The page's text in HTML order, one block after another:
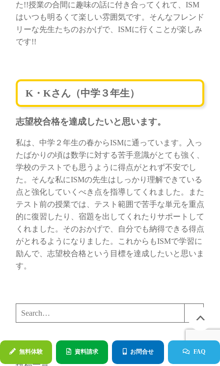
た!!授業の合間に趣味の話に付き合ってくれて、ISM
はいつも明るくて楽しい雰囲気です。そんなフレンド
リーな先生たちのおかげで、ISMに行くことが楽しみ
です!!
K・Kさん（中学３年生）
志望校合格を達成したいと思います。
私は、中学２年生の春からISMに通っています。入っ
たばかりの頃は数学に対する苦手意識がとても強く、
学校のテストでも思うように得点がとれず不安でし
た。そんな私にISMの先生はしっかり理解できている
点と強化していくべき点を指導してくれました。また
テスト前の授業では、テスト範囲で苦手な単元を重点
的に復習したり、宿題を出してくれたりサポートして
くれました。そのおかげで、自分でも納得できる得点
がとれるようになりました。これからもISMで学習に
励んで、志望校合格という目標を達成したいと思いま
す。
検
索
無料体験 資料請求 お問合せ FAQ